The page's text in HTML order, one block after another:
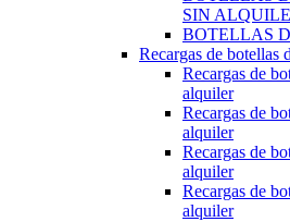
SIN
BOTELLAS
Recargas de botellas
Recargas de
alquiler
Recargas de
alquiler
Recargas de
alquiler
Recargas de
alquiler